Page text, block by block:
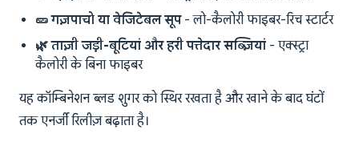
🥒 गज़पाचो या वेजिटेबल सूप- लो-कैलोरी फाइबर-रिच स्टार्टर
🌿 ताज़ी जड़ी-बूटियां और हरी पत्तेदार सब्ज़ियां - एक्स्ट्रा
कैलोरी के बिना फाइबर
यह कॉम्बिनेशन ब्लड शुगर को स्थिर रखता है और खाने के बाद घंटों
तक एनर्जी रिलीज़ बढ़ाता है।